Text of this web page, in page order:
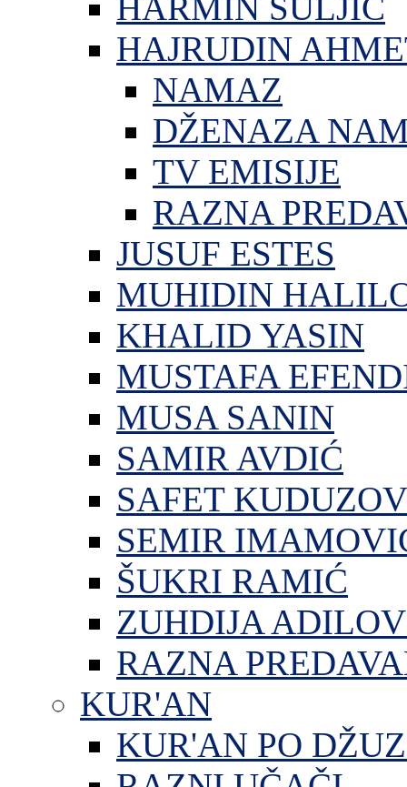
HAJRUDIN
NAMAZ
DŽENAZA
TV EMISIJE
RAZNA
JUSUF ESTES
MUHIDIN
KHALID YASIN
MUSTAFA
MUSA SANIN
SAMIR AVDIĆ
SAFET
SEMIR
ŠUKRI RAMIĆ
ZUHDIJA
RAZNA
KUR'AN
KUR'AN PO